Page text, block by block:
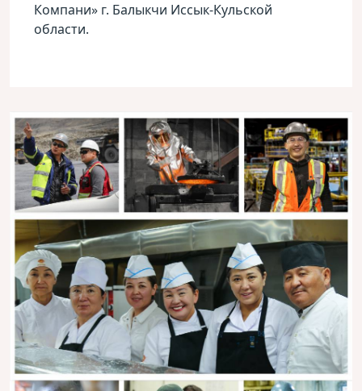
Компани» г. Балыкчи Иссык-Кульской
области.